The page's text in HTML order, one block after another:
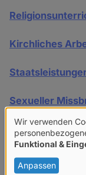
Kirchliches
Sexueller
Sterbehilfe
von
Wir verwenden
Funktional &
Anpassen